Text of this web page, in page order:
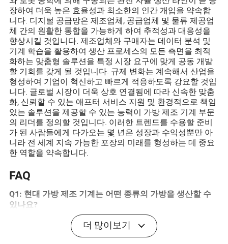
장하여 더욱 높은 효율성과 최소한의 인간 개입을 약속합
니다. 디지털 공급망은 제조업체, 공급업체 및 물류 제공업
체 간의 원활한 통합을 가능하게 하여 추적성과 대응성을
향상시킬 것입니다. 제조업체와 구매자는 데이터 분석 및
기계 학습을 활용하여 생산 프로세스의 모든 측면을 최적
화하는 맞춤형 솔루션을 특정 시장 요구에 맞게 공동 개발
할 기회를 갖게 될 것입니다. 규제 변화는 계속해서 산업을
형성하여 기업이 혁신하고 빠르게 적응하도록 강요할 것입
니다. 글로벌 시장이 더욱 상호 연결됨에 따라 신속한 맞춤
화, 신뢰할 수 있는 애프터 서비스 지원 및 환경적으로 책임
있는 솔루션을 제공할 수 있는 능력이 가방 제조 기계 부문
의 리더를 정의할 것입니다. 이러한 트렌드를 수용할 준비
가 된 사람들에게 다가오는 몇 년은 성장과 수익성뿐만 아
니라 전 세계 지속 가능한 포장의 미래를 형성하는 데 중요
한 역할을 약속합니다.
FAQ
Q1: 현대 가방 제조 기계는 어떤 종류의 가방을 생산할 수
있나요?
A1: 현대 기계는 플라스틱, 종이 및 생분해성 필름과 같은
재료를 사용하여 쇼핑백, 식품 포장, 택배 가방 및 특수 파우
치를 포함한 다양한 가방을 생산할 수 있습니다.
더 많이보기